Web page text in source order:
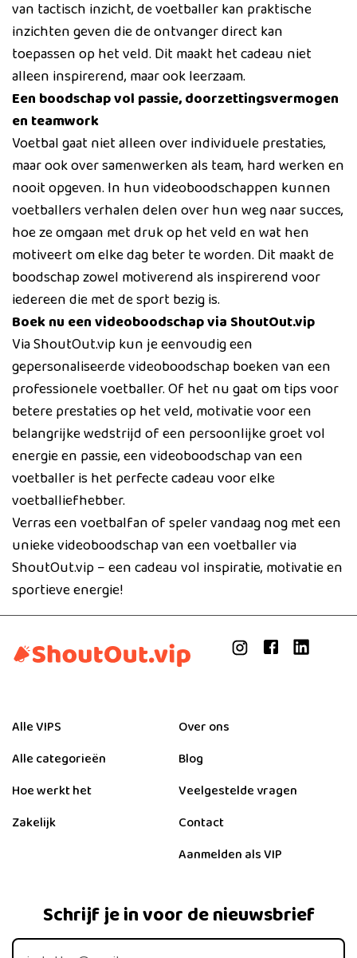
van tactisch inzicht, de voetballer kan praktische
inzichten geven die de ontvanger direct kan
toepassen op het veld. Dit maakt het cadeau niet
alleen inspirerend, maar ook leerzaam.
Een boodschap vol passie, doorzettingsvermogen
en teamwork
Voetbal gaat niet alleen over individuele prestaties,
maar ook over samenwerken als team, hard werken en
nooit opgeven. In hun videoboodschappen kunnen
voetballers verhalen delen over hun weg naar succes,
hoe ze omgaan met druk op het veld en wat hen
motiveert om elke dag beter te worden. Dit maakt de
boodschap zowel motiverend als inspirerend voor
iedereen die met de sport bezig is.
Boek nu een videoboodschap via ShoutOut.vip
Via ShoutOut.vip kun je eenvoudig een
gepersonaliseerde videoboodschap boeken van een
professionele voetballer. Of het nu gaat om tips voor
betere prestaties op het veld, motivatie voor een
belangrijke wedstrijd of een persoonlijke groet vol
energie en passie, een videoboodschap van een
voetballer is het perfecte cadeau voor elke
voetballiefhebber.
Verras een voetbalfan of speler vandaag nog met een
unieke videoboodschap van een voetballer via
ShoutOut.vip – een cadeau vol inspiratie, motivatie en
sportieve energie!
Alle VIPS
Alle categorieën
Hoe werkt het
Zakelijk
Over ons
Blog
Veelgestelde vragen
Contact
Aanmelden als VIP
Schrijf je in voor de nieuwsbrief